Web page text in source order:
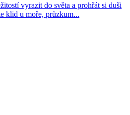
vyrazit do světa a prohřát si duši
klid u moře, průzkum...